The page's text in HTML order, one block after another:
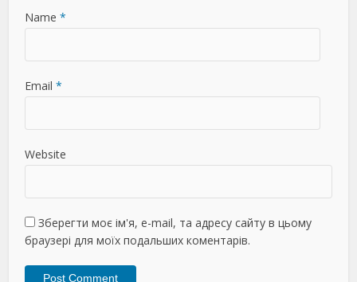
Name *
Email *
Website
Зберегти моє ім'я, e-mail, та адресу сайту в цьому
браузері для моїх подальших коментарів.